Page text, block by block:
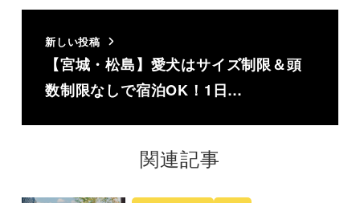
新しい投稿
【宮城・松島】愛犬はサイズ制限＆頭
数制限なしで宿泊OK！1日…
関連記事